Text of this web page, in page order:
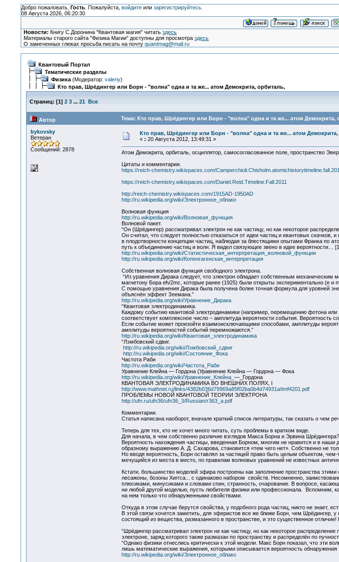
Добро пожаловать, Гость. Пожалуйста, войдитеили зарегистрируйтесь.
08 Августа 2026, 06:20:30
Новости: Книгу С.Доронина "Квантовая магия" читатьздесь
Материалы старого сайта "Физика Магии" доступны для просмотраздесь
О замеченных глюках просьба писать на почтуquantmag@mail.ru
Квантовый Портал
Тематические разделы
Физика(Модератор: valeriy)
Кто прав, Шрёдингер или Борн - "волна" одна и та же... атом Демокрита, орбиталь,
Страниц: [1] 2 3 ... 21 Все
Автор Тема: Кто прав, Шрёдингер или Борн - "волна" одна и та же... атом Демокрита,
bykovsky
Ветеран
Сообщений: 2878
Кто прав, Шрёдингер или Борн - "волна" одна и та же... атом Демокрита,
« : 20 Августа 2012, 13:49:31 »
Атом Демокрита, орбиталь, осциллятор, самосогласованное поле, пространство
Цитаты и комментарии.
https://reich-chemistry.wikispaces.com/
https://reich-chemistry.wikispaces.com/Daniel.Reid.Timeline.Fall.2011
http://reich-chemistry.wikispaces.com/1915AD-1950AD
http://ru.wikipedia.org/wiki/Электронное_облако
Волновая функция
http://ru.wikipedia.org/wiki/Волновая_функция
Волновой пакет.
“Он (Шрёдингер) рассматривал электрон не как частицу, но как некоторое
Он считал, что следует полностью отказаться от идеи частиц и квантовых
в плодотворности концепции частиц, наблюдая за блестящими опытами Франка по
путь к объединению частиц и волн. Я видел связующее звено в идее вероятности…
http://ru.wikipedia.org/wiki/Статистическая_интерпретация_волновой_функции
http://ru.wikipedia.org/wiki/Копенгагенская_интерпретация
Собственная волновая функция свободного электрона.
“Из уравнения Дирака следует, что электрон обладает собственным
магнетону Бора eħ/2mc, которые ранее (1925) были открыты экспериментально (e
С помощью уравнения Дирака была получена более точная формула для уровней
объяснён эффект Зеемана.”
http://ru.wikipedia.org/wiki/Уравнение_Дирака
“Квантовая электродинамика.
Каждому событию квантовой электродинамики (например, перемещению фотона
соответствует комплексное число – амплитуда вероятности события. Вероятность
Если событие может произойти взаимоисключающими способами, амплитуды
амплитуды вероятностей событий перемножаются.”
http://ru.wikipedia.org/wiki/Квантовая_электродинамика
“Лэмбовский сдвиг.
http://ru.wikipedia.org/wiki/Лэмбовский_сдвиг
http://ru.wikipedia.org/wiki/Состояние_Фока
Частота Раби
http://ru.wikipedia.org/wiki/Частота_Раби
Уравнение Клейна — Гордона (Уравнение Клейна — Гордона — Фока
http://ru.wikipedia.org/wiki/Уравнение_Клейна_ —_Гордона
КВАНТОВАЯ ЭЛЕКТРОДИНАМИКА ВО ВНЕШНИХ ПОЛЯХ, I
http://www.mathnet.ru/links/4382b036d79969a85f02ba0b4d74931a/tmf4201.pdf
ПРОБЛЕМЫ НОВОЙ КВАНТОВОЙ ТЕОРИИ ЭЛЕКТРОНА
http://ufn.ru/ufn36/ufn36_3/Russian/r363_a.pdf
Комментарии.
Статья написана наоборот, вначале краткий список литературы, так сказать о чем
Теперь для тех, кто не хочет много читать, суть проблемы в кратком виде.
Для начала, в чем собственно различие взглядов Макса Борна и Эрвина
Вероятность нахождения частицы, введенная Борном, многим не нравится и в наши
образному выражению А. Д. Сахарова, становится «тем чего нет». Собственно не
Но вводя вероятность, Борн оставлял за частицей право быть целым объектом,
мечущийся из места в место, по правилам волновых уравнений не известных
Кстати, большинство моделей эфира построены как заполнение пространства
лесажоны, бозоны Хиггса... с одинаково набором свойств. Несомненно,
плюсиками, минусиками и словами спин, странность, очарование. В вопросе,
ни любой другой моделью, пусть любителя физики или профессионала. Вспомним,
на нем только что обнаруженными свойствами.
Откуда в этом случае берутся свойства, у подобного рода частиц, никто не знает,
В этой связи хочется заметить, для эферистов все же ближе Борн, чем Шрёдингер,
состоящий из вещества, размазанного в пространстве, и это существенное
“Шрёдингер рассматривал электрон не как частицу, но как некоторое
электроне, заряд которого также размазан по пространству и распределён по
“Однако физики отнеслись критически к этой модели. Макс Борн показал, что эти
лишь математические выражения, которыми описывается вероятность обнаружения
http://ru.wikipedia.org/wiki/Электронное_облако